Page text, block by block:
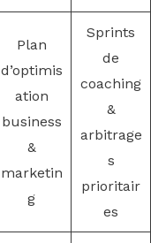
Plan
d’optimis
ation
business
&
marketin
g
Sprints
de
coaching
&
arbitrage
s
prioritair
es